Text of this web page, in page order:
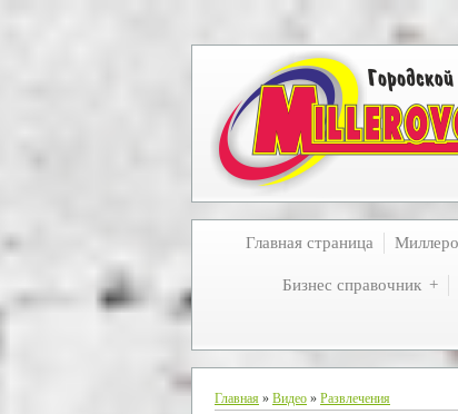
Главная страница
Бизнес справочник
Главная » Видео » Развлечения